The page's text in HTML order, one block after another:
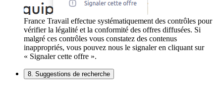
France Travail effectue systématiquement des contrôles pour
vérifier la légalité et la conformité des offres diffusées. Si
malgré ces contrôles vous constatez des contenus
inappropriés, vous pouvez nous le signaler en cliquant sur
« Signaler cette offre ».
8. Suggestions de recherche